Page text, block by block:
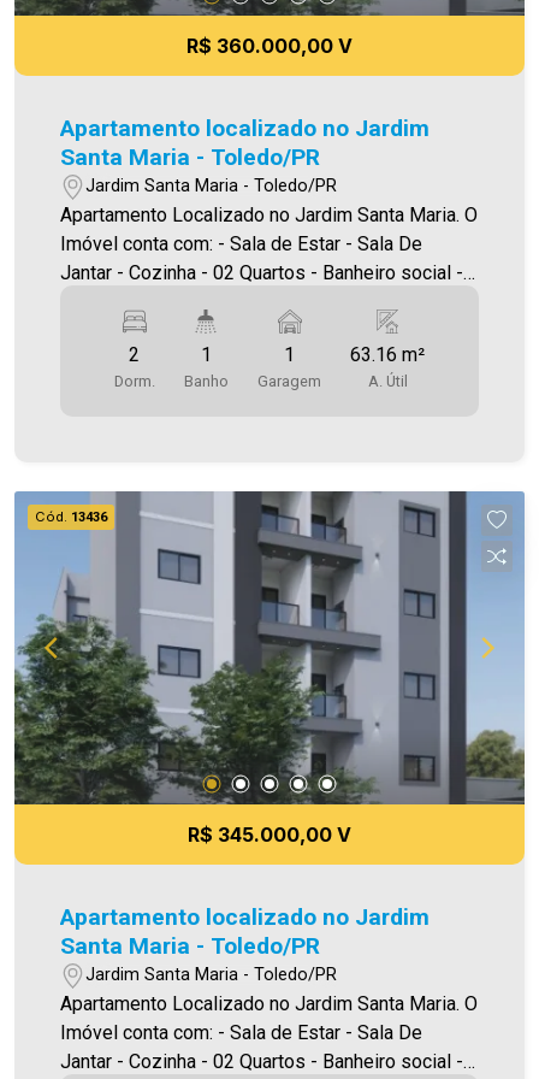
R$ 360.000,00 V
Apartamento localizado no Jardim
Santa Maria - Toledo/PR
Jardim Santa Maria - Toledo/PR
Apartamento Localizado no Jardim Santa Maria. O
Imóvel conta com: - Sala de Estar - Sala De
Jantar - Cozinha - 02 Quartos - Banheiro social -
com churrasqueira Área privativa 63,16m² A
Imobiliária Ativa conta hoje com uma das maiores
carteiras de imóveis administrados na cidade,
casa!
2
Dorm.
1
Banho
1
Garagem
63.16 m²
A. Útil
Cód. 13436
R$ 345.000,00 V
Apartamento localizado no Jardim
Santa Maria - Toledo/PR
Jardim Santa Maria - Toledo/PR
Apartamento Localizado no Jardim Santa Maria. O
Imóvel conta com: - Sala de Estar - Sala De
Jantar - Cozinha - 02 Quartos - Banheiro social -